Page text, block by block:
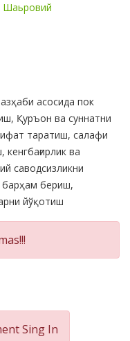
асосида пок
Қуръон ва суннатни
таратиш, салафи
ва
саводсизликни
барҳам бериш,
йўқотиш
Sing In